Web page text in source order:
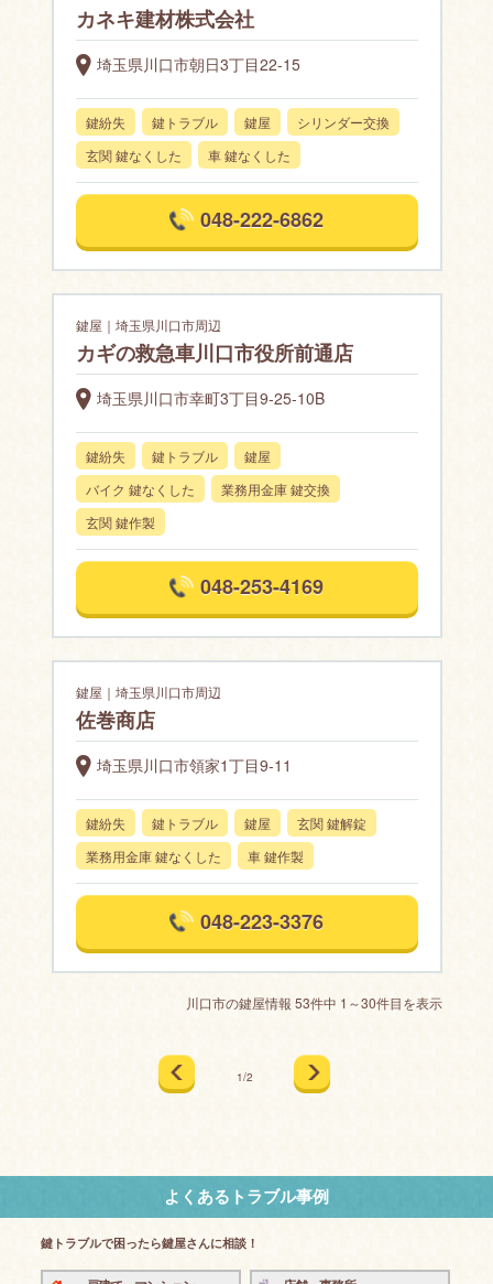
カネキ建材株式会社
埼玉県川口市朝日3丁目22-15
鍵紛失 鍵トラブル 鍵屋
シリンダー交換
玄関 鍵なくした
車 鍵なくした
048-222-6862
鍵屋｜埼玉県川口市周辺
カギの救急車川口市役所前通店
埼玉県川口市幸町3丁目9-25-10B
鍵紛失 鍵トラブル
鍵屋
バイク 鍵なくした
業務用金庫 鍵交換
玄関 鍵作製
048-253-4169
鍵屋｜埼玉県川口市周辺
佐巻商店
埼玉県川口市領家1丁目9-11
鍵紛失 鍵トラブル 鍵屋
玄関 鍵解錠
業務用金庫 鍵なくした
車 鍵作製
048-223-3376
川口市の鍵屋情報 53件中 1～30件目を表示
1/2
よくあるトラブル事例
鍵トラブルで困ったら鍵屋さんに相談！